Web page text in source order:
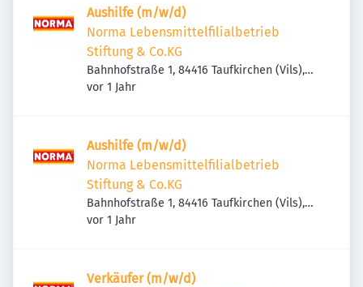
Aushilfe (m/w/d)
Norma Lebensmittelfilialbetrieb
Stiftung & Co.KG
Bahnhofstraße 1, 84416 Taufkirchen (Vils),
Deutschland
Veröffentlicht
vor 1 Jahr
Aushilfe (m/w/d)
Norma Lebensmittelfilialbetrieb
Stiftung & Co.KG
Bahnhofstraße 1, 84416 Taufkirchen (Vils),
Deutschland
Veröffentlicht
vor 1 Jahr
Verkäufer (m/w/d)